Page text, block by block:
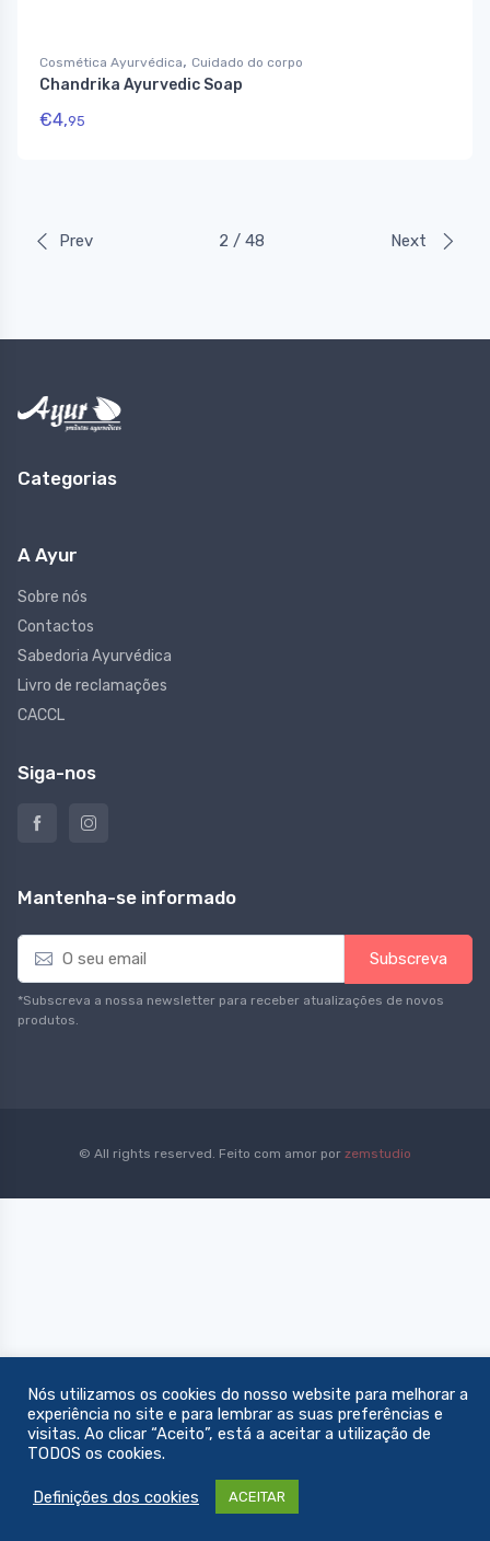
Cosmética Ayurvédica, Cuidado do corpo
Chandrika Ayurvedic Soap
€4,95
Prev 2 / 48 Next
Categorias
A Ayur
Sobre nós
Contactos
Sabedoria Ayurvédica
Livro de reclamações
CACCL
Siga-nos
Mantenha-se informado
E
a
i
l
Subscreva
*Subscreva a nossa newsletter para receber atualizações de novos
produtos.
© All rights reserved. Feito com amor por zemstudio
Nós utilizamos os cookies do nosso website para melhorar a
experiência no site e para lembrar as suas preferências e
visitas. Ao clicar “Aceito”, está a aceitar a utilização de
TODOS os cookies.
Definições dos cookies ACEITAR